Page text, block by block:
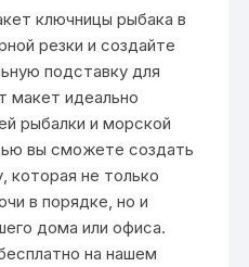
ключницы рыбака в
резки и создайте
подставку для
макет идеально
рыбалки и морской
вы сможете создать
которая не только
в порядке, но и
дома или офиса.
на нашем